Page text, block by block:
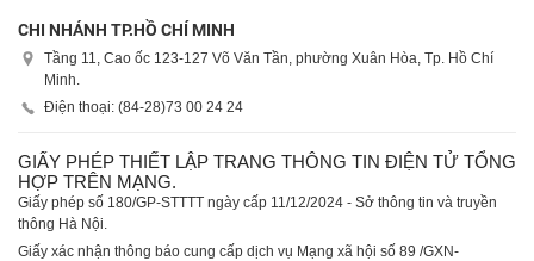
CHI NHÁNH TP.HỒ CHÍ MINH
Tầng 11, Cao ốc 123-127 Võ Văn Tần, phường Xuân Hòa, Tp. Hồ Chí
Minh.
Điện thoại: (84-28)73 00 24 24
GIẤY PHÉP THIẾT LẬP TRANG THÔNG TIN ĐIỆN TỬ TỔNG
HỢP TRÊN MẠNG.
Giấy phép số 180/GP-STTTT ngày cấp 11/12/2024 - Sở thông tin và truyền
thông Hà Nội.
Giấy xác nhận thông báo cung cấp dịch vụ Mạng xã hội số 89 /GXN-